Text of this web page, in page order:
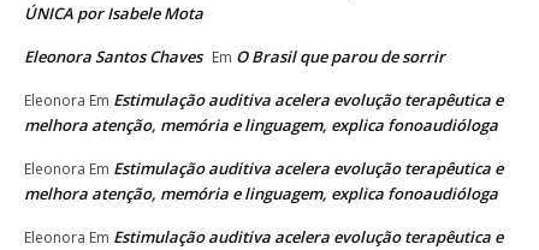
ÚNICA por Isabele Mota
Eleonora Santos Chaves Em O Brasil que parou de sorrir
Eleonora Em Estimulação auditiva acelera evolução terapêutica e
melhora atenção, memória e linguagem, explica fonoaudióloga
Eleonora Em Estimulação auditiva acelera evolução terapêutica e
melhora atenção, memória e linguagem, explica fonoaudióloga
Eleonora Em Estimulação auditiva acelera evolução terapêutica e